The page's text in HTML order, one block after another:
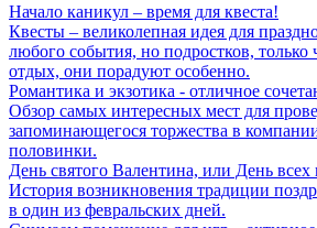
Начало каникул – время для квеста!
Квесты – великолепная идея для
любого события, но подростков, только
отдых, они порадуют особенно.
Романтика и экзотика - отличное
Обзор самых интересных мест для
запоминающегося торжества в
половинки.
День святого Валентина, или День
История возникновения традиции
в один из февральских дней.